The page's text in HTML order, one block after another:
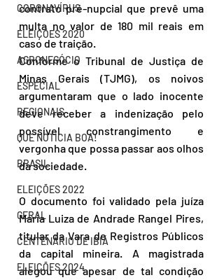
CORONAVÍRUS
ELEIÇÕES 2020
AGRONEGÓCIO
ESPECIAL
REGIONAIS
QUE NOTÍCIA BOA!
BRASIL
ELEIÇÕES 2022
GERAL
CENTENÁRIO DE IBIÁ
ELEIÇÕES 2024
contrato pré-nupcial que prevê uma
multa no valor de 180 mil reais em
caso de traição.
Conforme o Tribunal de Justiça de
Minas Gerais (TJMG), os noivos
argumentaram que o lado inocente
deve receber a indenização pelo
possível constrangimento e
vergonha que possa passar aos olhos
da sociedade.
O documento foi validado pela juíza
Maria Luiza de Andrade Rangel Pires,
titular da Vara de Registros Públicos
da capital mineira. A magistrada
alegou que apesar de tal condição